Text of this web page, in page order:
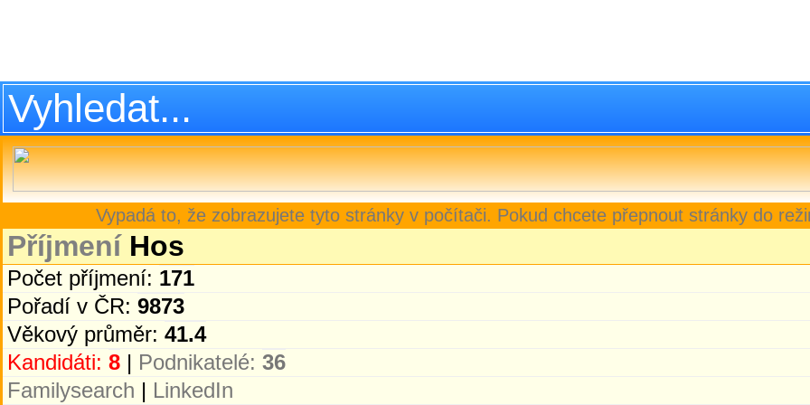
Vypadá to, že zobrazujete tyto stránky v počítači. Pokud chcete přepnout stránky do
PříjmeníHos
Počet příjmení: 171
Pořadí v ČR: 9873
Věkový průměr: 41.4
Kandidáti: 8 | Podnikatelé: 36
Familysearch | LinkedIn